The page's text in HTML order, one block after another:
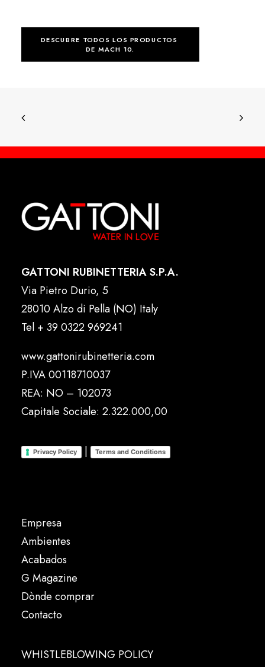
DESCUBRE TODOS LOS PRODUCTOS
DE MACH 10.
GATTONI RUBINETTERIA S.P.A.
Via Pietro Durio, 5
28010 Alzo di Pella (NO) Italy
Tel + 39 0322 969241
www.gattonirubinetteria.com
P.IVA 00118710037
REA: NO – 102073
Capitale Sociale: 2.322.000,00
Privacy Policy | Terms and Conditions
Empresa
Ambientes
Acabados
G Magazine
Dònde comprar
Contacto
WHISTLEBLOWING POLICY